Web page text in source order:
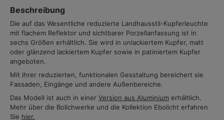
Beschreibung
Die auf das Wesentliche reduzierte Landhausstil-Kupferleuchte
mit flachem Reflektor und sichtbarer Porzellanfassung ist in
sechs Größen erhältlich. Sie wird in unlackiertem Kupfer, matt
oder glänzend lackiertem Kupfer sowie in patiniertem Kupfer
angeboten.
Mit ihrer reduzierten, funktionalen Gesstaltung bereichert sie
Fassaden, Eingänge und andere Außenbereiche.
Das Modell ist auch in einer Version aus Aluminium erhältlich.
Mehr über die Bolichwerke und die Kollektion Ebolicht erfahren
Sie hier.